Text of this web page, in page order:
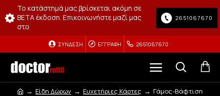
Το κατάστημά μας βρίσκεται ακόμη σε
BETA έκδοση. Επικοινωνήστε μαζί μας
στο
2651067670
ΣΎΝΔΕΣΗ ΕΓΓΡΑΦΉ 2651067670
Είδη Δώρων Ευχετήριες Κάρτες Γάμος-Βάφτιση